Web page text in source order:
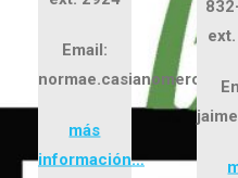
Email:
más
información…